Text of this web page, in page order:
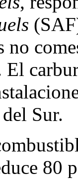
no
El
Sur.
80